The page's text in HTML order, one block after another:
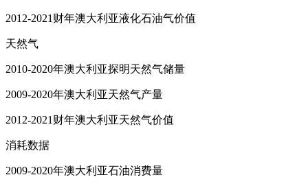
2012-2021财年澳大利亚液化石油气价值
天然气
2010-2020年澳大利亚探明天然气储量
2009-2020年澳大利亚天然气产量
2012-2021财年澳大利亚天然气价值
消耗数据
2009-2020年澳大利亚石油消费量